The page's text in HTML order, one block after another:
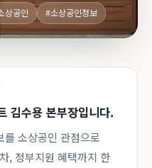
상공인 #소상공인정보
김수용 본부장입니다.
소상공인 관점으로
, 정부지원 혜택까지 한